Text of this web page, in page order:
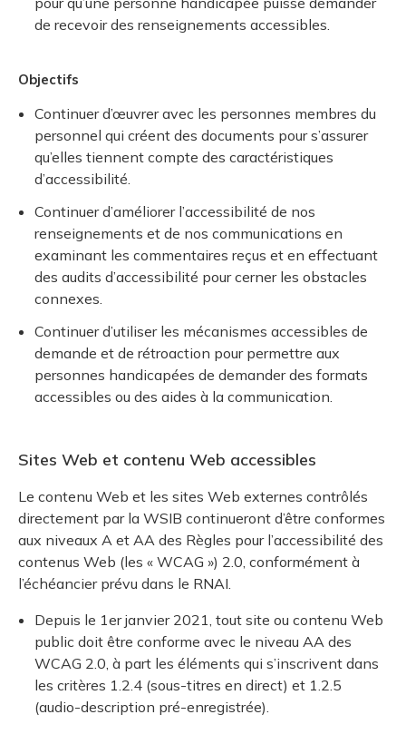
de recevoir des renseignements accessibles.
Objectifs
Continuer d’œuvrer avec les personnes membres du
personnel qui créent des documents pour s’assurer
qu’elles tiennent compte des caractéristiques
d’accessibilité.
Continuer d’améliorer l’accessibilité de nos
renseignements et de nos communications en
examinant les commentaires reçus et en effectuant
des audits d’accessibilité pour cerner les obstacles
connexes.
Continuer d’utiliser les mécanismes accessibles de
demande et de rétroaction pour permettre aux
personnes handicapées de demander des formats
accessibles ou des aides à la communication.
Sites Web et contenu Web accessibles
Le contenu Web et les sites Web externes contrôlés
directement par la WSIB continueront d’être conformes
aux niveaux A et AA des Règles pour l’accessibilité des
contenus Web (les « WCAG ») 2.0, conformément à
l’échéancier prévu dans le RNAI.
Depuis le 1er janvier 2021, tout site ou contenu Web
public doit être conforme avec le niveau AA des
WCAG 2.0, à part les éléments qui s’inscrivent dans
les critères 1.2.4 (sous-titres en direct) et 1.2.5
(audio-description pré-enregistrée).